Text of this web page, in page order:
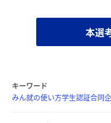
本選
キーワード
みん就の使い方学生認証合同